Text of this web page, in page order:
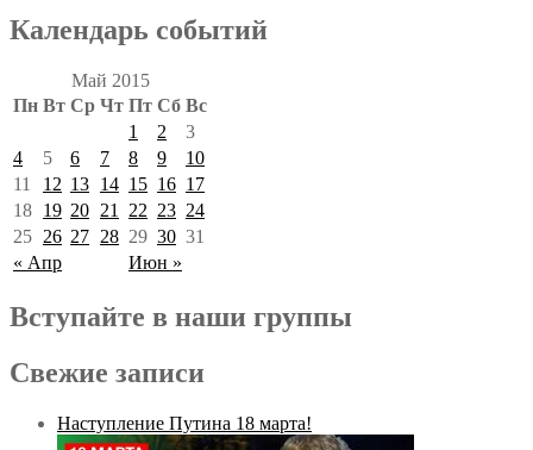
Календарь событий
Май 2015
Пн Вт Ср Чт Пт Сб Вс
« Апр Июн »
1 2
3
4
5 6 7 8 9
10
11
12 13 14 15 16 17
18 19 20 21 22 23 24
25 26 27 28 29 30 31
Вступайте в наши группы
Свежие записи
Наступление Путина 18 марта!